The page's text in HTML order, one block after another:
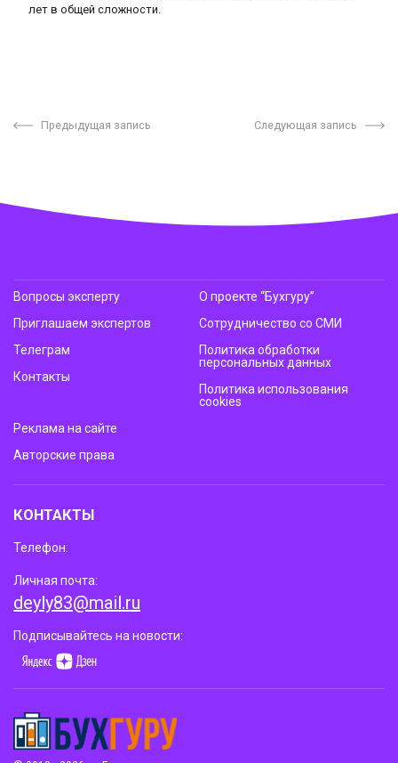
лет в общей сложности.
Предыдущая запись Следующая запись
Вопросы эксперту
Приглашаем экспертов
Телеграм
Контакты
О проекте “Бухгуру”
Сотрудничество со СМИ
Политика обработки
персональных данных
Политика использования
cookies
Реклама на сайте
Авторские права
КОНТАКТЫ
Телефон:
Личная почта:
deyly83@mail.ru
Подписывайтесь на новости: